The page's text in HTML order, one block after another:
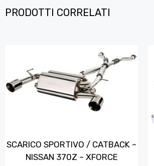
PRODOTTI CORRELATI
SCARICO SPORTIVO / CATBACK –
NISSAN 370Z – XFORCE